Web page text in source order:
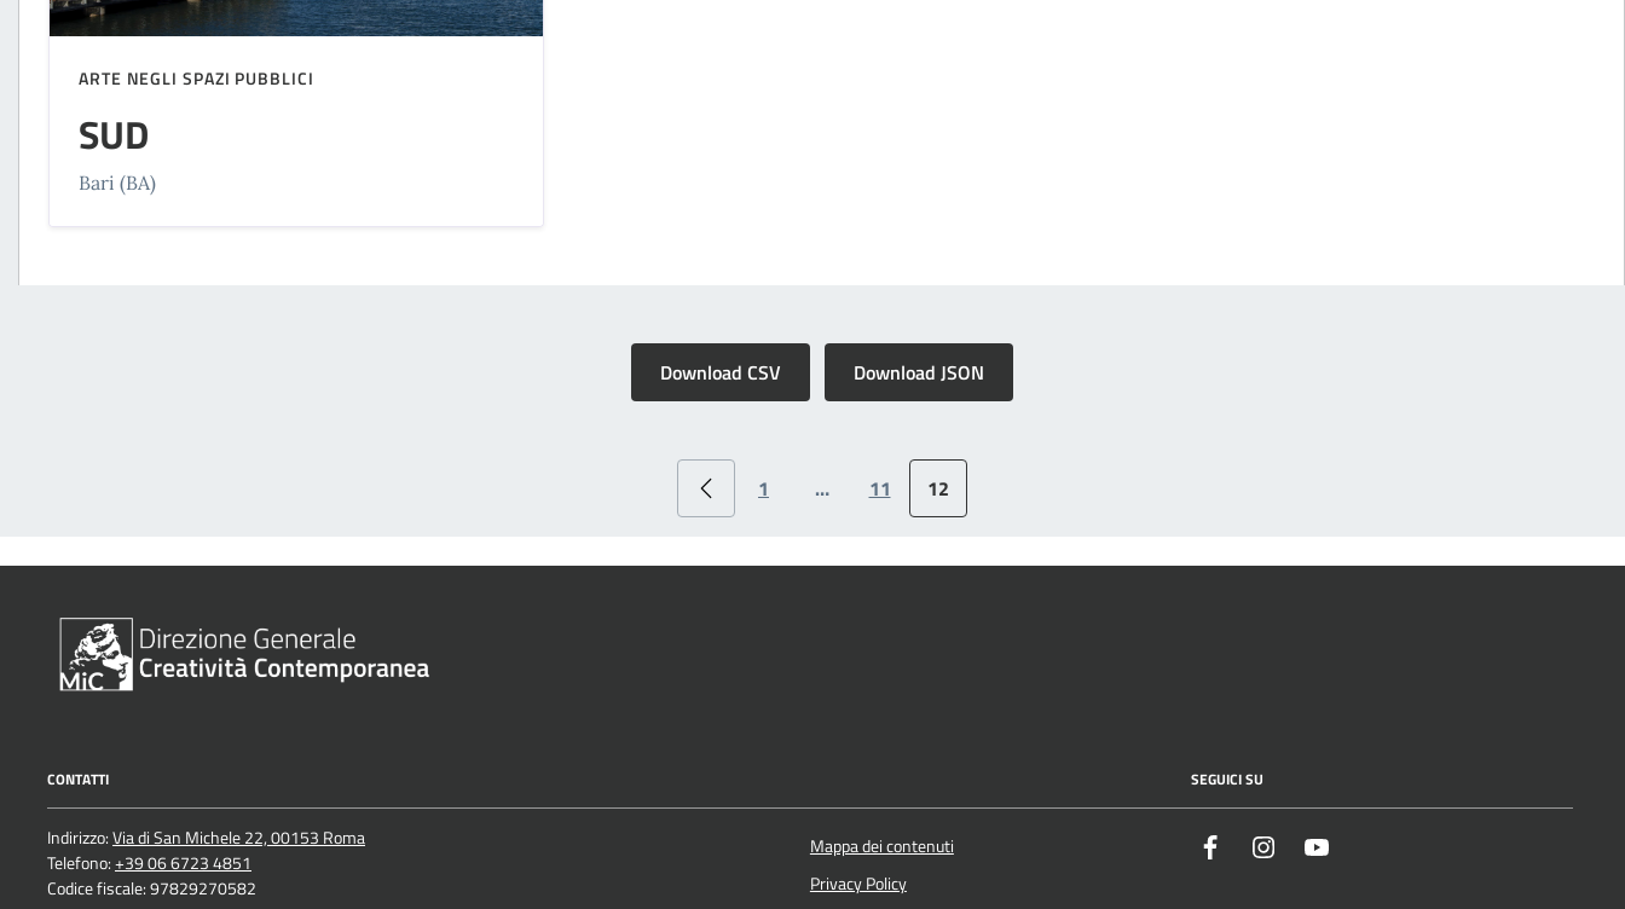
ARTE NEGLI SPAZI PUBBLICI
SUD
Bari (BA)
Download CSV Download JSON
1 … 11 12
CONTATTI
Indirizzo:Via di San Michele 22, 00153 Roma
Telefono:+39 06 6723 4851
Codice fiscale: 97829270582
Mappa dei contenuti
Privacy Policy
SEGUICI SU
Facebook Instagram